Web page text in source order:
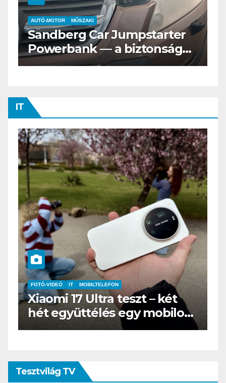
AUTÓ-MOTOR ELEKTROMOS
Az új Nissan LEAF csak a
Tesztvilágra vár!
IT
IT MŰSZAKI
BOOX Go 10.3 teszt – Amikor
az e-book olvasó felnő, és
öltönyt húz
Tesztvilág TV